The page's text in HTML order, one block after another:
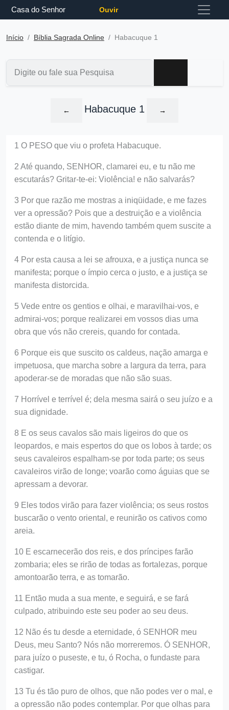
Casa do Senhor Ouvir
Início Bíblia Sagrada Online Habacuque 1
← Habacuque 1 →
1 O PESO que viu o profeta Habacuque.
2 Até quando, SENHOR, clamarei eu, e tu não me
escutarás? Gritar-te-ei: Violência! e não salvarás?
3 Por que razão me mostras a iniqüidade, e me fazes
ver a opressão? Pois que a destruição e a violência
estão diante de mim, havendo também quem suscite a
contenda e o litígio.
4 Por esta causa a lei se afrouxa, e a justiça nunca se
manifesta; porque o ímpio cerca o justo, e a justiça se
manifesta distorcida.
5 Vede entre os gentios e olhai, e maravilhai-vos, e
admirai-vos; porque realizarei em vossos dias uma
obra que vós não crereis, quando for contada.
6 Porque eis que suscito os caldeus, nação amarga e
impetuosa, que marcha sobre a largura da terra, para
apoderar-se de moradas que não são suas.
7 Horrível e terrível é; dela mesma sairá o seu juízo e a
sua dignidade.
8 E os seus cavalos são mais ligeiros do que os
leopardos, e mais espertos do que os lobos à tarde; os
seus cavaleiros espalham-se por toda parte; os seus
cavaleiros virão de longe; voarão como águias que se
apressam a devorar.
9 Eles todos virão para fazer violência; os seus rostos
buscarão o vento oriental, e reunirão os cativos como
areia.
10 E escarnecerão dos reis, e dos príncipes farão
zombaria; eles se rirão de todas as fortalezas, porque
amontoarão terra, e as tomarão.
11 Então muda a sua mente, e seguirá, e se fará
culpado, atribuindo este seu poder ao seu deus.
12 Não és tu desde a eternidade, ó SENHOR meu
Deus, meu Santo? Nós não morreremos. Ó SENHOR,
para juízo o puseste, e tu, ó Rocha, o fundaste para
castigar.
13 Tu és tão puro de olhos, que não podes ver o mal, e
a opressão não podes contemplar. Por que olhas para